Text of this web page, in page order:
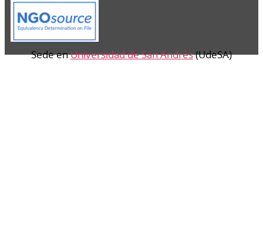
Sede enUniversidad de San Andrés(UdeSA)